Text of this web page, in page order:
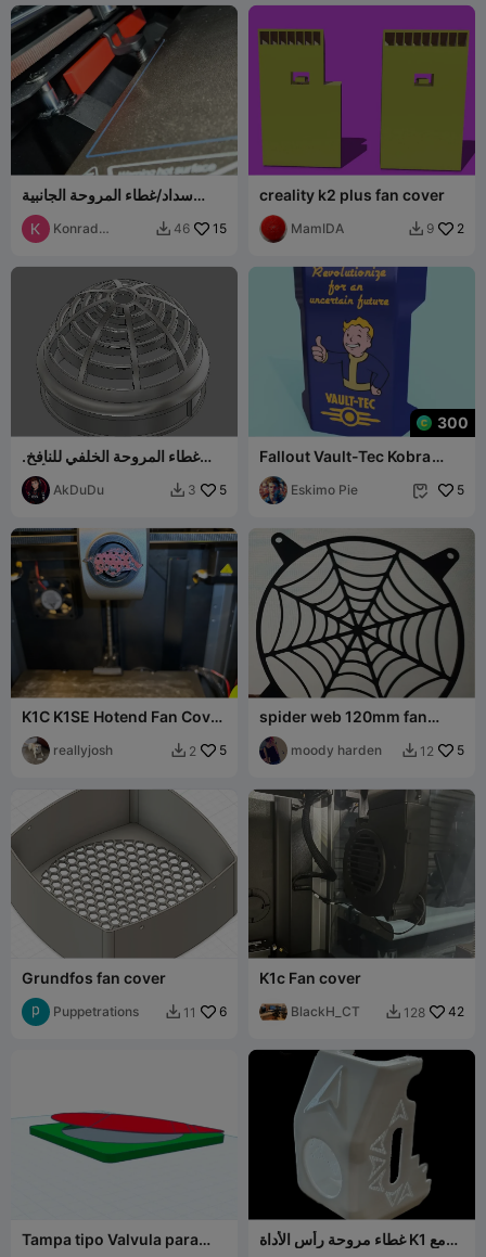
سداد/غطاء المروحة الجانبية
Konrad
 46 15
creality k2 plus fan cover
MamIDA  9 2
غطاء المروحة الخلفي للنافخ.
ضوضاء أقل
AkDuDu  3 5
300
Fallout Vault-Tec Kobra
3\Kobra 3 V2 Print Head
Fan Cover
Eskimo Pie  5
K1C K1SE Hotend Fan Cover
(Arkansas Razorbacks)
reallyjosh  2 5
spider web 120mm fan
covers
moody harden  12 5
Grundfos fan cover
Puppetrations  11 6
K1c Fan cover
BlackH_CT  128 42
Tampa tipo Valvula para
غطاء مروحة رأس الأداة K1 مع